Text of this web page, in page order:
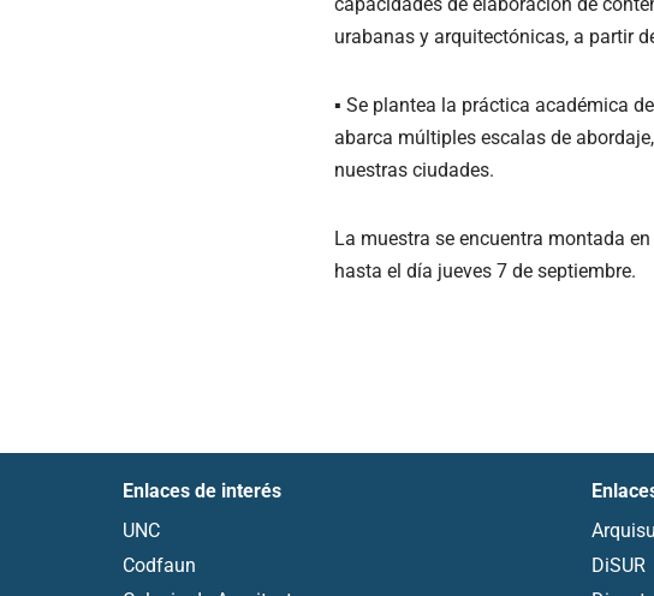
urabanas y arquitectónicas, a partir
▪ Se plantea la práctica académica
abarca múltiples escalas de
nuestras ciudades.
La muestra se encuentra montada
hasta el día jueves 7 de septiembre.
Enlaces de interés
UNC
Codfaun
DiSUR